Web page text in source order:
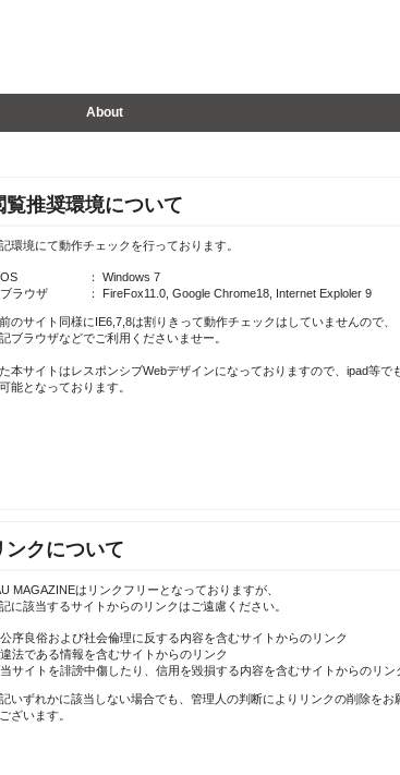
About
覧推奨環境について
環境にて動作チェックを行っております。
OS
： Windows 7
ブラウザ
： FireFox11.0, Google Chrome18, Internet Exploler 9
のサイト同様にIE6,7,8は割りきって動作チェックはしていませんので、
記ブラウザなどでご利用くださいませー。
本サイトはレスポンシブWebデザインになっておりますので、ipad等で
能となっております。
ンクについて
MAGAZINEはリンクフリーとなっておりますが、
に該当するサイトからのリンクはご遠慮ください。
公序良俗および社会倫理に反する内容を含むサイトからのリンク
違法である情報を含むサイトからのリンク
当サイトを誹謗中傷したり、信用を毀損する内容を含むサイトからのリン
記いずれかに該当しない場合でも、管理人の判断によりリンクの削除をお
ざいます。